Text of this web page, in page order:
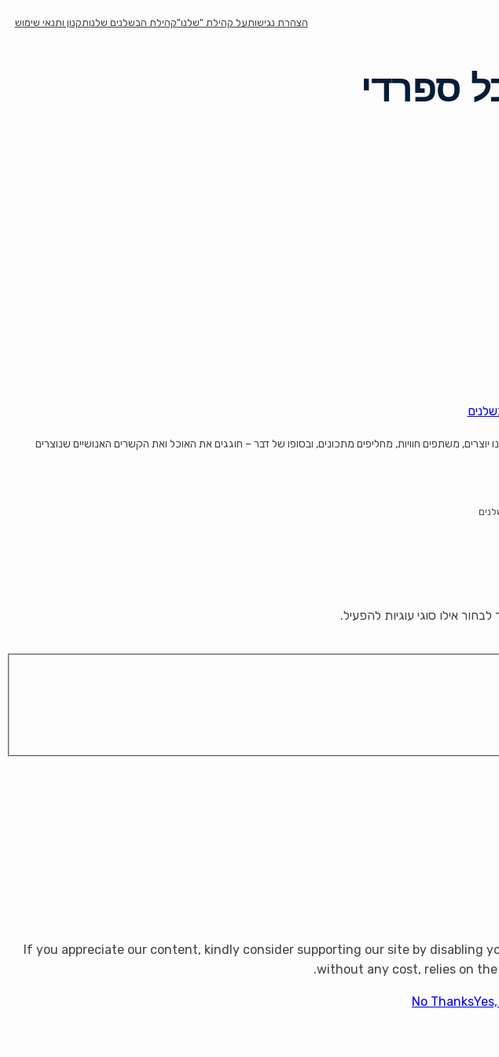
הצהרת נגישותעל קהילת "שלנו"קהילת הבשלנים שלנותקנון ותנאי שימוש
ספרדי
משתפים חוויות, מחליפים מתכונים, ובסופו של דבר – חוגגים את האוכל ואת הקשרים האנושיים שנוצרים
אילו סוגי עוגיות להפעיל.
If you appreciate our content, kindly consider supporting our site by
without any cost, relies on
No Thanks